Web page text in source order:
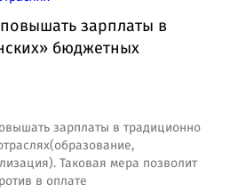
зарплаты в
бюджетных
зарплаты в традиционно
Таковая мера позволит
в оплате